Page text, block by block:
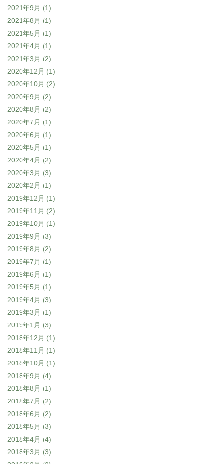
2021年9月 (1)
2021年8月 (1)
2021年5月 (1)
2021年4月 (1)
2021年3月 (2)
2020年12月 (1)
2020年10月 (2)
2020年9月 (2)
2020年8月 (2)
2020年7月 (1)
2020年6月 (1)
2020年5月 (1)
2020年4月 (2)
2020年3月 (3)
2020年2月 (1)
2019年12月 (1)
2019年11月 (2)
2019年10月 (1)
2019年9月 (3)
2019年8月 (2)
2019年7月 (1)
2019年6月 (1)
2019年5月 (1)
2019年4月 (3)
2019年3月 (1)
2019年1月 (3)
2018年12月 (1)
2018年11月 (1)
2018年10月 (1)
2018年9月 (4)
2018年8月 (1)
2018年7月 (2)
2018年6月 (2)
2018年5月 (3)
2018年4月 (4)
2018年3月 (3)